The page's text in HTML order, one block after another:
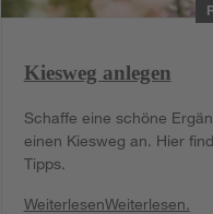
Kiesweg anlegen
Schaffe eine schöne
einen Kiesweg an. Hier
Tipps.
WeiterlesenWeiterlesen.